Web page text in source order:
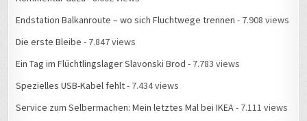
Endstation Balkanroute – wo sich Fluchtwege trennen - 7.908 views
Die erste Bleibe - 7.847 views
Ein Tag im Flüchtlingslager Slavonski Brod - 7.783 views
Spezielles USB-Kabel fehlt- 7.434 views
Service zum Selbermachen: Mein letztes Mal bei IKEA- 7.111 views